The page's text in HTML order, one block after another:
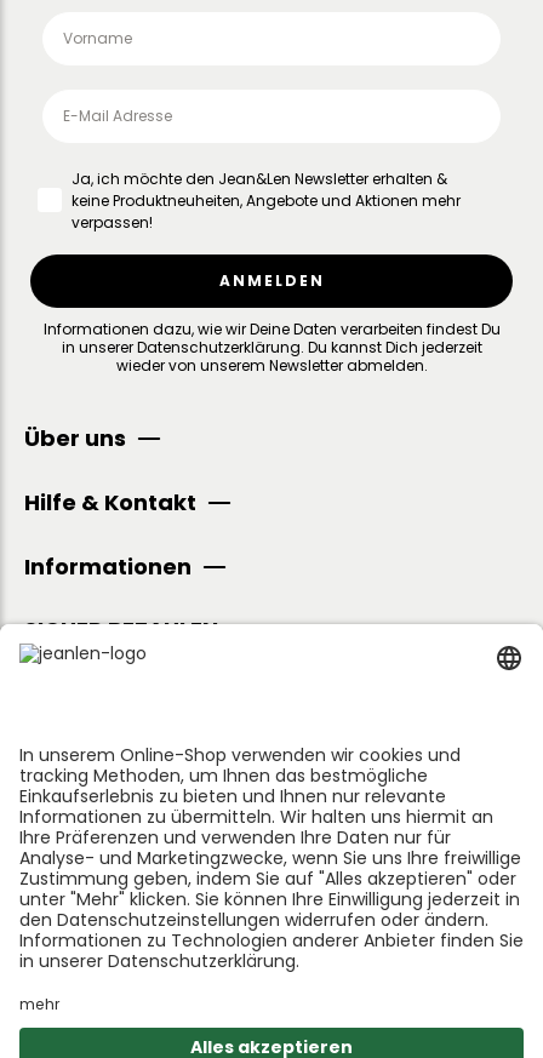
Ja, ich möchte den Jean&Len Newsletter erhalten &
keine Produktneuheiten, Angebote und Aktionen mehr
verpassen!
ANMELDEN
Informationen dazu, wie wir Deine Daten verarbeiten findest Du
in unsererDatenschutzerklärung. Du kannst Dich jederzeit
wieder von unserem Newsletter abmelden.
Über uns
Hilfe & Kontakt
Informationen
SICHER BEZAHLEN
Folge uns:
*GEDØNS = Inhaltsstoffe, auf die Len persönlich gerne
verzichtet. Bei jedem Produkt geben wir an, welche
das sind.